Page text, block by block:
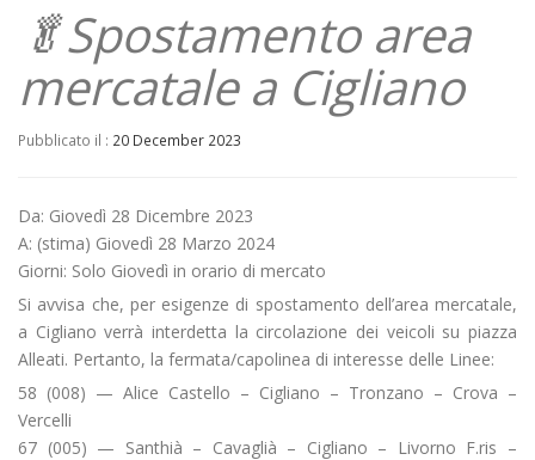
🥬Spostamento area
mercatale a Cigliano
Pubblicato il : 20 December 2023
Da: Giovedì 28 Dicembre 2023
A: (stima) Giovedì 28 Marzo 2024
Giorni: Solo Giovedì in orario di mercato
Si avvisa che, per esigenze di spostamento dell’area mercatale,
a Cigliano verrà interdetta la circolazione dei veicoli su piazza
Alleati. Pertanto, la fermata/capolinea di interesse delle Linee:
58 (008) — Alice Castello – Cigliano – Tronzano – Crova –
Vercelli
67 (005) — Santhià – Cavaglià – Cigliano – Livorno F.ris –